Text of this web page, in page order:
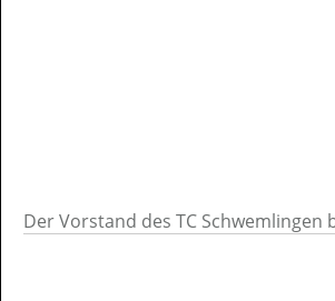
Der Vorstand des TC